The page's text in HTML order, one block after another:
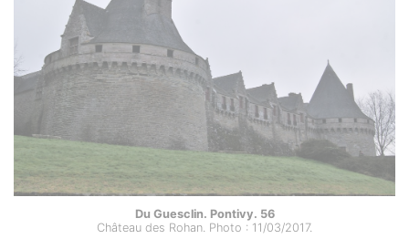
Du Guesclin. Pontivy. 56
Château des Rohan. Photo : 11/03/2017.